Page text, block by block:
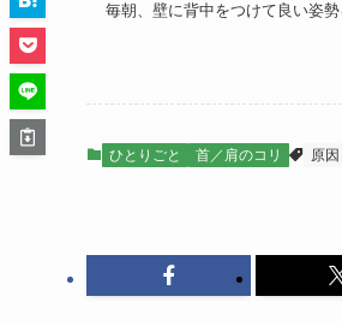
毎朝、壁に背中をつけて良い姿勢
ひとりごと 首／肩のコリ 原因